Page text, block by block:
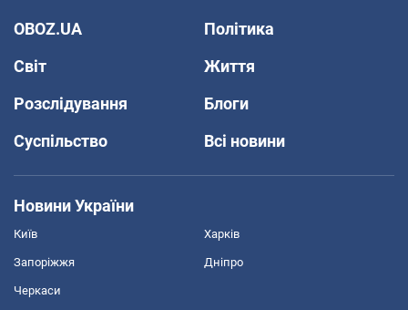
OBOZ.UA
Політика
Світ
Життя
Розслідування
Блоги
Суспільство
Всі новини
Новини України
Київ Харків
Запоріжжя Дніпро
Черкаси